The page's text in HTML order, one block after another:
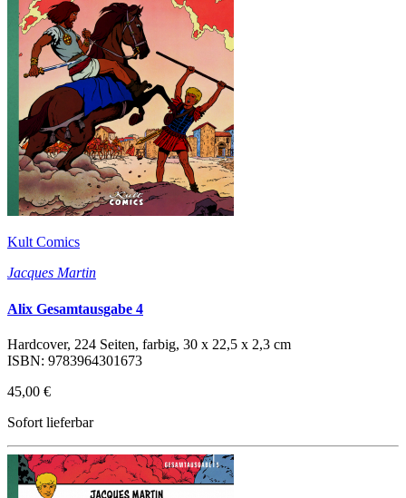
Kult Comics
Jacques Martin
Alix Gesamtausgabe 4
Hardcover, 224 Seiten, farbig, 30 x 22,5 x 2,3 cm
ISBN: 9783964301673
45,00 €
Sofort lieferbar